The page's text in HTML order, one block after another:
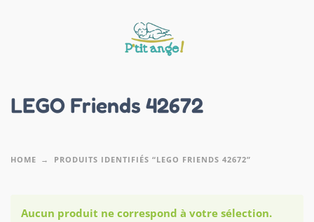
LEGO Friends 42672
HOME PRODUITS IDENTIFIÉS “LEGO FRIENDS 42672”
Aucun produit ne correspond à votre sélection.